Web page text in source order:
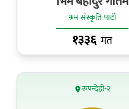
श्रम संस्कृति पार्टी
१३३६ मत
रूपन्देही-२